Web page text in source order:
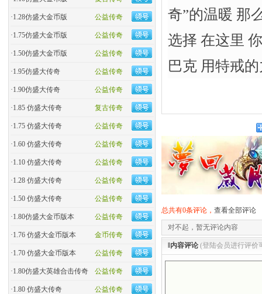
公益传奇
·1.28仿盛大金币版
公益传奇
·1.75仿盛大金币版
公益传奇
·1.50仿盛大金币版
公益传奇
·1.95仿盛大传奇
公益传奇
·1.90仿盛大传奇
复古传奇
·1.85 仿盛大传奇
公益传奇
·1.75 仿盛大传奇
公益传奇
·1.60 仿盛大传奇
公益传奇
·1.10 仿盛大传奇
公益传奇
·1.28 仿盛大传奇
公益传奇
·1.50 仿盛大传奇
公益传奇
·1.80仿盛大金币版本
金币传奇
·1.76 仿盛大金币版本
公益传奇
·1.70 仿盛大金币版本
公益传奇
·1.80仿盛大英雄合击传奇
公益传奇
·1.80 仿盛大传奇
奇”的温暖 那
选择 在这里
巴克 用特戒
总共有0条评论， 查看全部评论
对不起，暂无评论内容
‖内容评论 (登陆会员进行评价